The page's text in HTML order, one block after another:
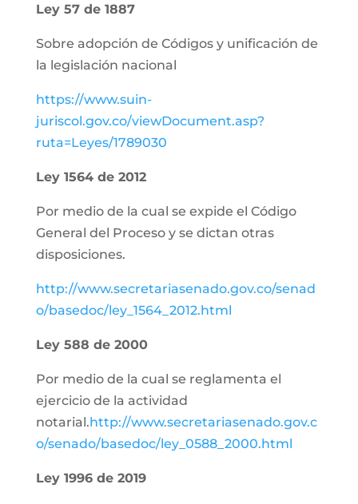
Ley 57 de 1887
Sobre adopción de Códigos y unificación de
la legislación nacional
https://www.suin-
juriscol.gov.co/viewDocument.asp?
ruta=Leyes/1789030
Ley 1564 de 2012
Por medio de la cual se expide el Código
General del Proceso y se dictan otras
disposiciones.
http://www.secretariasenado.gov.co/senad
o/basedoc/ley_1564_2012.html
Ley 588 de 2000
Por medio de la cual se reglamenta el
ejercicio de la actividad
notarial.http://www.secretariasenado.gov.c
o/senado/basedoc/ley_0588_2000.html
Ley 1996 de 2019